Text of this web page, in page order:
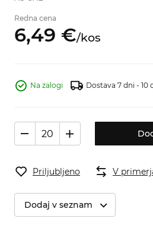
Redna cena
6,49 €/kos
Na zalogi Dostava 7 dni - 10
Priljubljeno V
Dodaj v seznam